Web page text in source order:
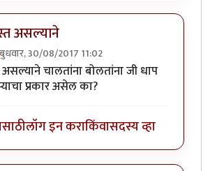
असल्याने
बुधवार, 30/08/2017 11:02
चालतांना बोलतांना जी धाप
प्रकार असेल का?
लॉग इन कराकिंवासदस्य व्हा